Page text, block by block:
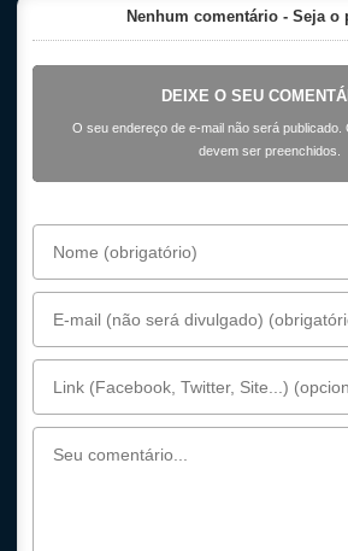
Nenhum comentário - Seja o
DEIXE O SEU
O seu endereço de e-mail não será publicado.
devem ser preenchidos.